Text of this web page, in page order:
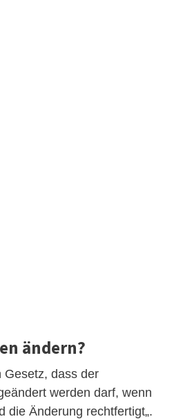
ändern?
Gesetz, dass der
werden darf, wenn
die Änderung rechtfertigt„.